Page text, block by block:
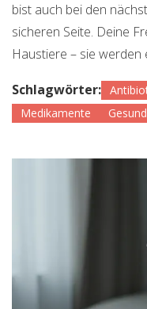
bist auch bei den
sicheren Seite. Deine
Haustiere – sie
Schlagwörter:
Medikamente